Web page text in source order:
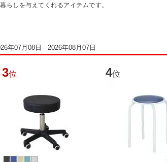
らしを与えてくれるアイテムです。
年07月08日 - 2026年08月07日
3位 4位